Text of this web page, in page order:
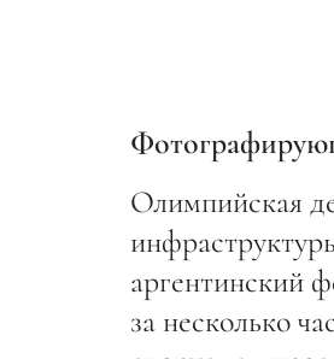
Олимпийская
аргентинский
за несколько